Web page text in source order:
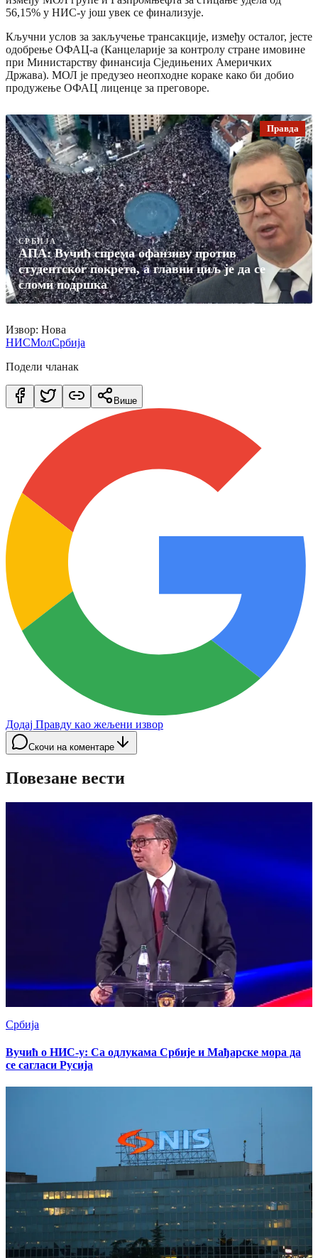
56,15% у НИС-у још увек се финализује.
Кључни услов за закључење трансакције, између осталог, јесте
одобрење ОФАЦ-а (Канцеларије за контролу стране имовине
при Министарству финансија Сједињених Америчких
Држава). МОЛ је предузео неопходне кораке како би добио
продужење ОФАЦ лиценце за преговоре.
Правда
СРБИЈА
АПА: Вучић спрема офанзиву против
студентског покрета, а главни циљ је да се
сломи подршка
Извор: Нова
НИСМолСрбија
Подели чланак
Више
Додај Правду као жељени извор
Скочи на коментаре
Повезане вести
Србија
Вучић о НИС-у: Са одлукама Србије и Мађарске мора да
се сагласи Русија